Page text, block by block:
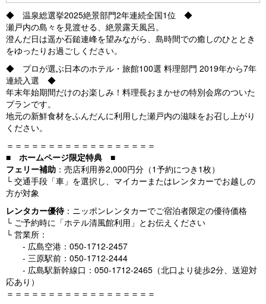
◆ 温泉総選挙2025絶景部門2年連続全国1位 ◆
瀬戸内の島々を見渡せる、絶景露天風呂。
澄んだ日は遥か石鎚連峰を望みながら、島時間での癒しのひととき
をゆったりお過ごしください。
◆ プロが選ぶ日本のホテル・旅館100選 料理部門 2019年から7年
連続入選 ◆
年末年始期間だけのお楽しみ！料理長おまかせの特別会席のついた
プランです。
地元の新鮮食材をふんだんに利用した瀬戸内の滋味をお召し上がり
ください。
＝＝＝＝＝＝＝＝＝＝＝＝＝＝＝＝＝＝
■ ホームページ限定特典 ■
フェリー補助 ：売店利用券2,000円分（1予約につき1枚）
└ 交通手段「車」を選択し、マイカーまたはレンタカーでお越しの
方が対象
レンタカー優待：ニッポンレンタカーでご宿泊者限定の優待価格
└ ご予約時に「ホテル清風館利用」とお伝えください
└ 営業所：
- 広島空港：050-1712-2457
- 三原駅前：050-1712-2444
- 広島駅新幹線口：050-1712-2465（北口より徒歩2分、送迎対
応あり）
＝＝＝＝＝＝＝＝＝＝＝＝＝＝＝＝＝＝